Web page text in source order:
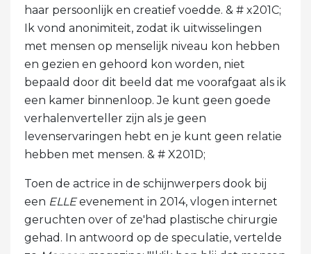
haar persoonlijk en creatief voedde. & # x201C;
Ik vond anonimiteit, zodat ik uitwisselingen
met mensen op menselijk niveau kon hebben
en gezien en gehoord kon worden, niet
bepaald door dit beeld dat me voorafgaat als ik
een kamer binnenloop. Je kunt geen goede
verhalenverteller zijn als je geen
levenservaringen hebt en je kunt geen relatie
hebben met mensen. & # X201D;
Toen de actrice in de schijnwerpers dook bij
een ELLEevenement in 2014, vlogen internet
geruchten over of ze'had plastische chirurgie
gehad. In antwoord op de speculatie, vertelde